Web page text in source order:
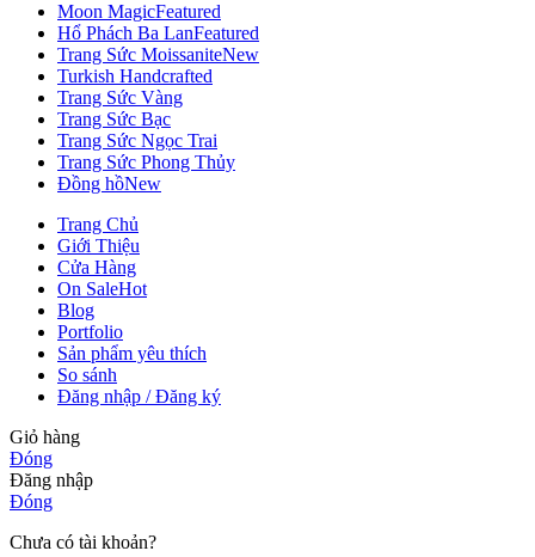
Moon MagicFeatured
Hổ Phách Ba LanFeatured
Trang Sức MoissaniteNew
Turkish Handcrafted
Trang Sức Vàng
Trang Sức Bạc
Trang Sức Ngọc Trai
Trang Sức Phong Thủy
Đồng hồNew
Trang Chủ
Giới Thiệu
Cửa Hàng
On SaleHot
Blog
Portfolio
Sản phẩm yêu thích
So sánh
Đăng nhập / Đăng ký
Giỏ hàng
Đóng
Đăng nhập
Đóng
Chưa có tài khoản?